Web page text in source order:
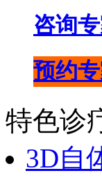
咨询
预约
特色诊
3D自